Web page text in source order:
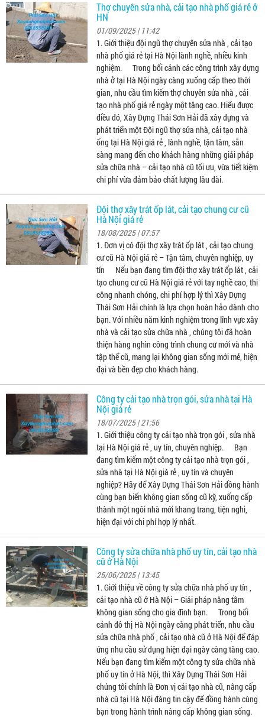
Thợ chuyên sửa nhà, cải tạo nhà phố giá rẻ ở
HN
01/09/2025 | 11:42
1. Giới thiệu đội ngũ thợ chuyên sửa nhà , cải tạo
nhà phố giá rẻ tại Hà Nội lành nghề, nhiều kinh
nghiệm. Trong bối cảnh các công trình xây dựng
nhà ở tại Hà Nội ngày càng xuống cấp theo thời
gian, nhu cầu tìm kiếm thợ chuyên sửa nhà , cải
tạo nhà phố giá rẻ ngày một tăng cao. Hiểu được
điều đó, Xây Dựng Thái Sơn Hải đã xây dựng và
phát triển một Đội ngũ thợ sửa nhà, cải tạo nhà
ống tại Hà Nội giá rẻ , lành nghề, tận tâm, sẵn
sàng mang đến cho khách hàng những giải pháp
sửa chữa nhà – cải tạo nhà cũ tối ưu, vừa tiết kiệm
chi phí vừa đảm bảo chất lượng lâu dài.
Đội thợ xây trát ốp lát, cải tạo chung cư cũ
Hà Nội giá rẻ
18/08/2025 | 07:57
1. Đơn vị có đội thợ xây trát ốp lát , cải tạo chung
cư cũ Hà Nội giá rẻ – Tận tâm, chuyên nghiệp, uy
tín Nếu bạn đang tìm đội thợ xây trát ốp lát , cải
tạo chung cư cũ Hà Nội giá rẻ với tay nghề cao, thi
công nhanh chóng, chi phí hợp lý thì Xây Dựng
Thái Sơn Hải chính là lựa chọn hoàn hảo dành cho
bạn. Với nhiều năm kinh nghiệm trong lĩnh vực xây
nhà và cải tạo sửa chữa nhà , chúng tôi đã hoàn
thiện hàng nghìn công trình chung cư mới và nhà
tập thể cũ, mang lại không gian sống mới mẻ, hiện
đại và bền đẹp cho khách hàng.
Công ty cải tạo nhà trọn gói, sửa nhà tại Hà
Nội giá rẻ
18/07/2025 | 21:56
1. Giới thiệu công ty cải tạo nhà trọn gói , sửa nhà
tại Hà Nội giá rẻ , uy tín, chuyên nghiệp. Bạn
đang tìm kiếm một công ty cải tạo nhà trọn gói ,
sửa nhà tại Hà Nội giá rẻ , uy tín và chuyên
nghiệp? Hãy để Xây Dựng Thái Sơn Hải đồng hành
cùng bạn biến không gian sống cũ kỹ, xuống cấp
thành một ngôi nhà mới khang trang, tiện nghi,
hiện đại với chi phí hợp lý nhất.
Công ty sửa chữa nhà phố uy tín, cải tạo nhà
cũ ở Hà Nội
25/06/2025 | 13:45
1. Giới thiệu về công ty sửa chữa nhà phố uy tín ,
cải tạo nhà cũ ở Hà Nội – Giải pháp nâng tầm
không gian sống cho gia đình bạn. Trong bối
cảnh đô thị Hà Nội ngày càng phát triển, nhu cầu
sửa chữa nhà phố , cải tạo nhà cũ ở Hà Nội để đáp
ứng nhu cầu sử dụng hiện đại ngày càng tăng cao.
Nếu bạn đang tìm kiếm một công ty sửa chữa nhà
phố uy tín ở Hà Nội, thì Xây Dựng Thái Sơn Hải
chúng tôi chính là Đơn vị cải tạo nhà cũ, nâng cấp
nhà cũ tại Hà Nội đáng tin cậy để đồng hành cùng
bạn trong hành trình nâng cấp không gian sống.